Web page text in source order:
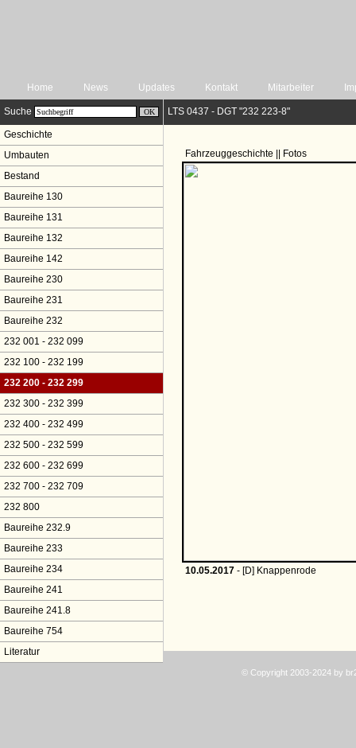
Home News Updates Kontakt Mitarbeiter
Suche
Geschichte
Umbauten
Bestand
Baureihe 130
Baureihe 131
Baureihe 132
Baureihe 142
Baureihe 230
Baureihe 231
Baureihe 232
232 001 - 232 099
232 100 - 232 199
232 200 - 232 299
232 300 - 232 399
232 400 - 232 499
232 500 - 232 599
232 600 - 232 699
232 700 - 232 709
232 800
Baureihe 232.9
Baureihe 233
Baureihe 234
Baureihe 241
Baureihe 241.8
Baureihe 754
Literatur
LTS 0437 - DGT "232 223-8"
Fahrzeuggeschichte || Fotos
10.05.2017- [D] Knappenrode
© Copyright 2003-2024 by